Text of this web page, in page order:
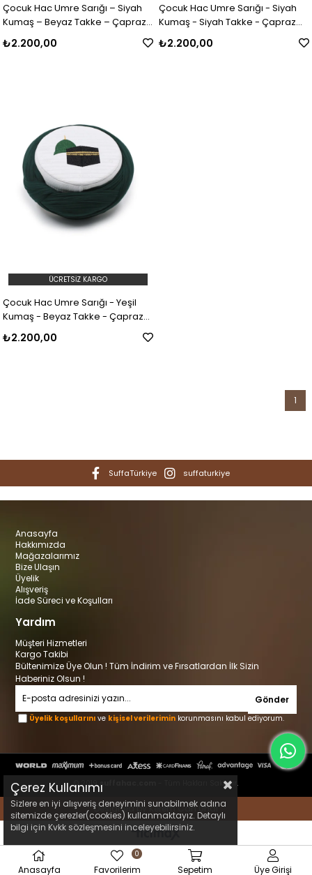
Çocuk Hac Umre Sarığı – Siyah
Kumaş – Beyaz Takke – Çapraz
Sarım – Mekke-Medine – 7 Metre
₺2.200,00
Çocuk Hac Umre Sarığı - Siyah
Kumaş - Siyah Takke - Çapraz
Sarım - Mekke-Medine - 7 metre
₺2.200,00
Çocuk Hac Umre Sarığı - Yeşil
Kumaş - Beyaz Takke - Çapraz
Sarım - Mekke-Medine - 7 metre
₺2.200,00
ÜCRETSIZ KARGO
1
SuffaTürkiye suffaturkiye
Anasayfa
Hakkımızda
Mağazalarımız
Bize Ulaşın
Üyelik
Alışveriş
İade Süreci ve Koşulları
Yardım
Müşteri Hizmetleri
Kargo Takibi
Bültenimize Üye Olun ! Tüm İndirim ve Fırsatlardan İlk Sizin
Haberiniz Olsun !
Gönder
Üyelik koşullarını ve kişisel verilerimin korunmasını kabul ediyorum.
© 2019 suffahac.com - Tüm Hakları Saklıdır.
Designed by Kerem Can Ünal
Çerez Kullanımı
Sizlere en iyi alışveriş deneyimini sunabilmek adına
sitemizde çerezler(cookies) kullanmaktayız. Detaylı
bilgi için Kvkk sözleşmesini inceleyebilirsiniz.
Anasayfa Favorilerim
0
Sepetim Üye Girişi